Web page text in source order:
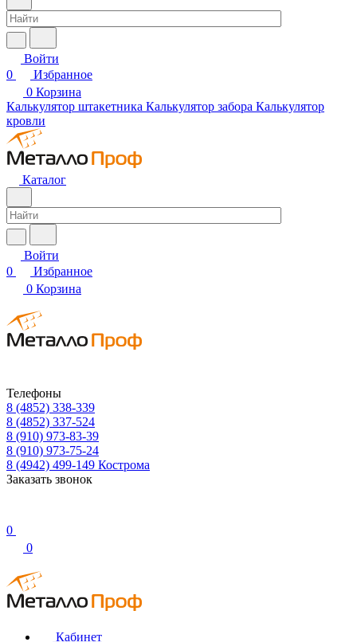
Войти
0
Избранное
0 Корзина
Калькулятор штакетника Калькулятор забора Калькулятор
кровли
Каталог
Войти
0
Избранное
0 Корзина
Телефоны
8 (4852) 338-339
8 (4852) 337-524
8 (910) 973-83-39
8 (910) 973-75-24
8 (4942) 499-149 Кострома
Заказать звонок
0
0
Кабинет